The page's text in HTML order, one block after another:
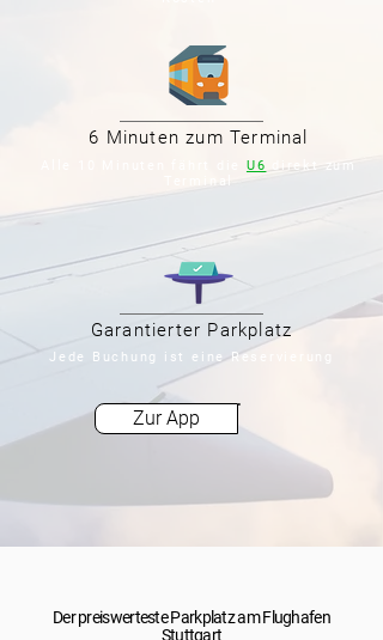
6 Minuten zum Terminal
U6
direkt zum
Garantierter Parkplatz
Jede Buchung ist eine Reservierung
Zur App
Der preiswerteste Parkplatz am Flughafen
Stuttgart